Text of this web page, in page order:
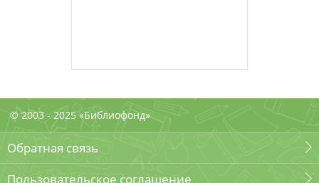
© 2003 - 2025 «Библиофонд»
Обратная связь
Пользовательское соглашение